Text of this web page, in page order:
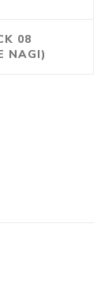
08
NAGI)